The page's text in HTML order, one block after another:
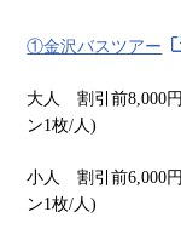
①金沢バスツアー
大人 割引前8,000
ン1枚/人)
小人 割引前6,000
ン1枚/人)